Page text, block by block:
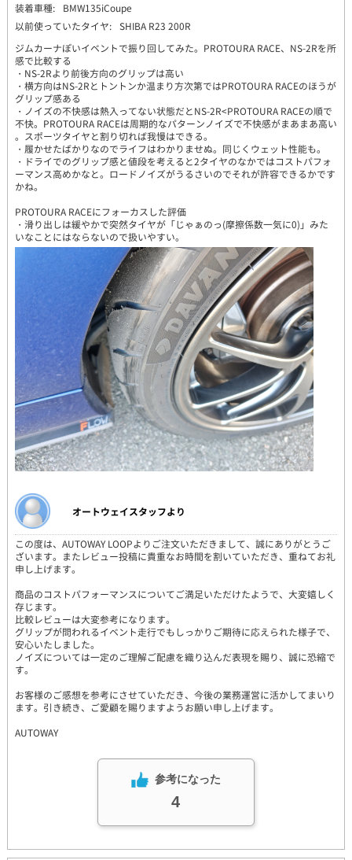
装着車種:
BMW135iCoupe
以前使っていたタイヤ: SHIBA R23 200R
ジムカーナぽいイベントで振り回してみた。PROTOURA RACE、NS-2Rを所
感で比較する
・NS-2Rより前後方向のグリップは高い
・横方向はNS-2Rとトントンか温まり方次第ではPROTOURA RACEのほうが
グリップ感ある
・ノイズの不快感は熱入ってない状態だとNS-2R<PROTOURA RACEの順で
不快。PROTOURA RACEは周期的なパターンノイズで不快感がまあまあ高い
。スポーツタイヤと割り切れば我慢はできる。
・履かせたばかりなのでライフはわかりませぬ。同じくウェット性能も。
・ドライでのグリップ感と値段を考えると2タイヤのなかではコストパフォ
ーマンス高めかなと。ロードノイズがうるさいのでそれが許容できるかです
かね。
PROTOURA RACEにフォーカスした評価
・滑り出しは緩やかで突然タイヤが「じゃぁのっ(摩擦係数一気に0)」みた
いなことにはならないので扱いやすい。
オートウェイスタッフより
この度は、AUTOWAY LOOPよりご注文いただきまして、誠にありがとうご
ざいます。またレビュー投稿に貴重なお時間を割いていただき、重ねてお礼
申し上げます。
商品のコストパフォーマンスについてご満足いただけたようで、大変嬉しく
存じます。
比較レビューは大変参考になります。
グリップが問われるイベント走行でもしっかりご期待に応えられた様子で、
安心いたしました。
ノイズについては一定のご理解ご配慮を織り込んだ表現を賜り、誠に恐縮で
す。
お客様のご感想を参考にさせていただき、今後の業務運営に活かしてまいり
ます。引き続き、ご愛顧を賜りますようお願い申し上げます。
AUTOWAY
参考になった
4